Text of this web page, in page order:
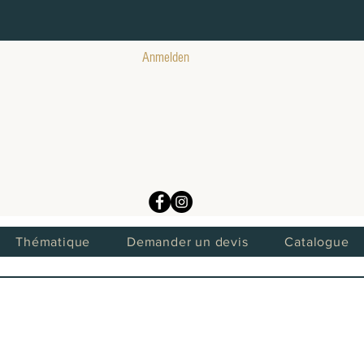
Anmelden
Thématique Demander un devis Catalogue